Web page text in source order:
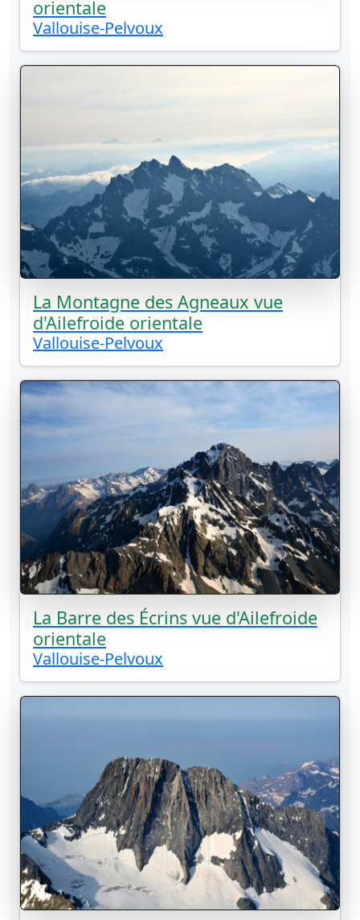
orientale
Vallouise-Pelvoux
La Montagne des Agneaux vue
d'Ailefroide orientale
Vallouise-Pelvoux
La Barre des Écrins vue d'Ailefroide
orientale
Vallouise-Pelvoux